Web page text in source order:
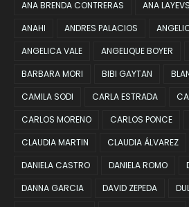
ANA BRENDA CONTRERAS
ANA
ANAHI
ANDRES PALACIOS
ANGELICA VALE
ANGELIQUE BOYER
BARBARA MORI
BIBI GAYTAN
CAMILA SODI
CARLA ESTRADA
CARLOS MORENO
CARLOS PONCE
CLAUDIA MARTIN
CLAUDIA ÁLVAREZ
DANIELA CASTRO
DANIELA ROMO
DANNA GARCIA
DAVID ZEPEDA